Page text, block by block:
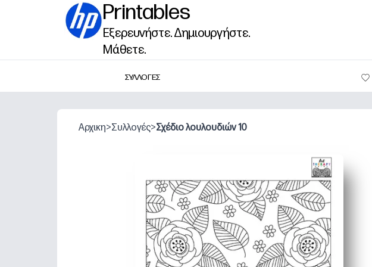
Printables
Εξερευνήστε. Δημιουργήστε.
Μάθετε.
ΣΥΛΛΟΓΕΣ
Αρχικη>Συλλογές>Σχέδιο λουλουδιών 10